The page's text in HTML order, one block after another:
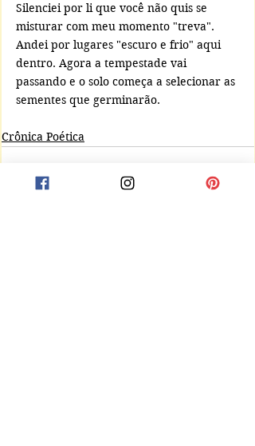
Silenciei por li que você não quis se
misturar com meu momento "treva".
Andei por lugares "escuro e frio" aqui
dentro. Agora a tempestade vai
passando e o solo começa a selecionar as
sementes que germinarão.
Crônica Poética